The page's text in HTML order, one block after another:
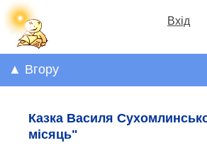
Вхід
▲ Вгору
Казка Василя
місяць"